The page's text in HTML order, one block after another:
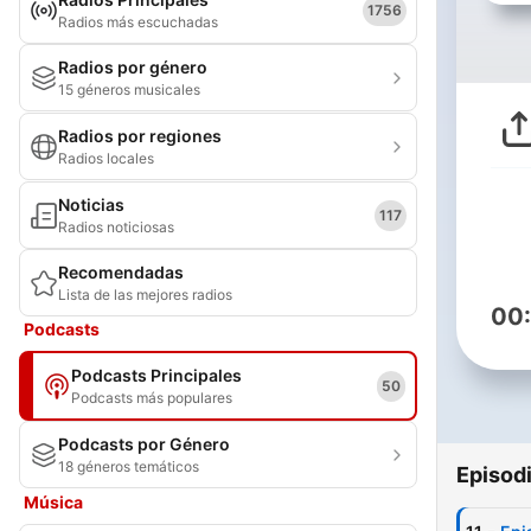
Radios más escuchadas
1756
Radios por género
15 géneros musicales
Radios por regiones
Radios locales
Noticias
Radios noticiosas
117
Recomendadas
Lista de las mejores radios
Podcasts
Podcasts Principales
Podcasts más populares
50
Podcasts por Género
18 géneros temáticos
Música